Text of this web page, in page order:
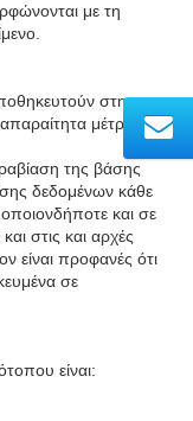
με τη
στη
μέτρα για
της βάσης
δεδομένων κάθε
και σε
στις και αρχές
προφανές ότι
σε
είναι: